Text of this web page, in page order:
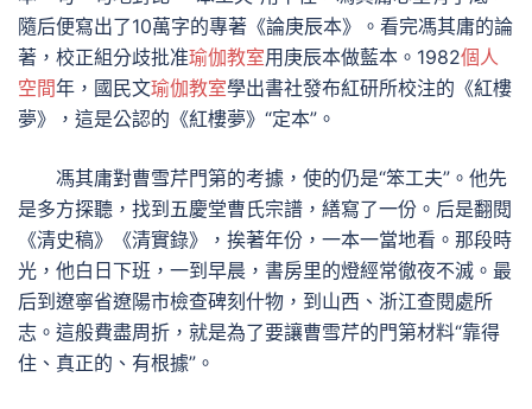
隨后便寫出了10萬字的專著《論庚辰本》。看完馮其庸的論
著，校正組分歧批准瑜伽教室用庚辰本做藍本。1982個人
空間年，國民文瑜伽教室學出書社發布紅研所校注的《紅樓
夢》，這是公認的《紅樓夢》“定本”。
馮其庸對曹雪芹門第的考據，使的仍是“笨工夫”。他先
是多方探聽，找到五慶堂曹氏宗譜，繕寫了一份。后是翻閱
《清史稿》《清實錄》，挨著年份，一本一當地看。那段時
光，他白日下班，一到早晨，書房里的燈經常徹夜不滅。最
后到遼寧省遼陽市檢查碑刻什物，到山西、浙江查閱處所
志。這般費盡周折，就是為了要讓曹雪芹的門第材料“靠得
住、真正的、有根據”。